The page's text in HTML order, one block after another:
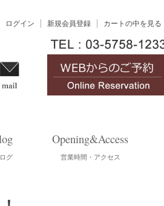
ログイン 新規会員登録 カートの中を見る
グ
Opening&Access
営業時間・アクセス